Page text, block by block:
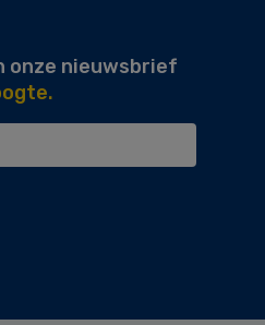
onze nieuwsbrief